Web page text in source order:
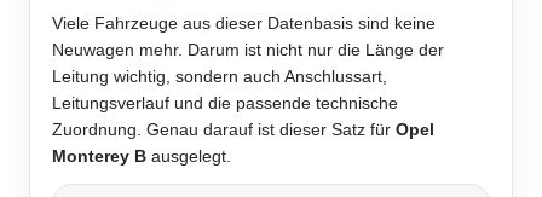
Viele Fahrzeuge aus dieser Datenbasis sind keine
Neuwagen mehr. Darum ist nicht nur die Länge der
Leitung wichtig, sondern auch Anschlussart,
Leitungsverlauf und die passende technische
Zuordnung. Genau darauf ist dieser Satz für Opel
Monterey B ausgelegt.